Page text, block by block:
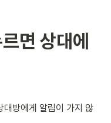
면 상대에
대방에게 알림이 가지 않